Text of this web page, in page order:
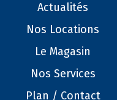
Actualités
Nos Locations
Le Magasin
Nos Services
Plan / Contact